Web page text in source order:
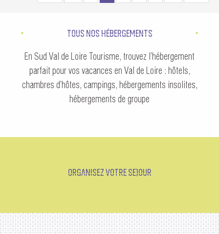
TOUS NOS HÉBERGEMENTS
En Sud Val de Loire Tourisme, trouvez l’hébergement
parfait pour vos vacances en Val de Loire : hôtels,
chambres d’hôtes, campings, hébergements insolites,
hébergements de groupe
ORGANISEZ VOTRE SEJOUR